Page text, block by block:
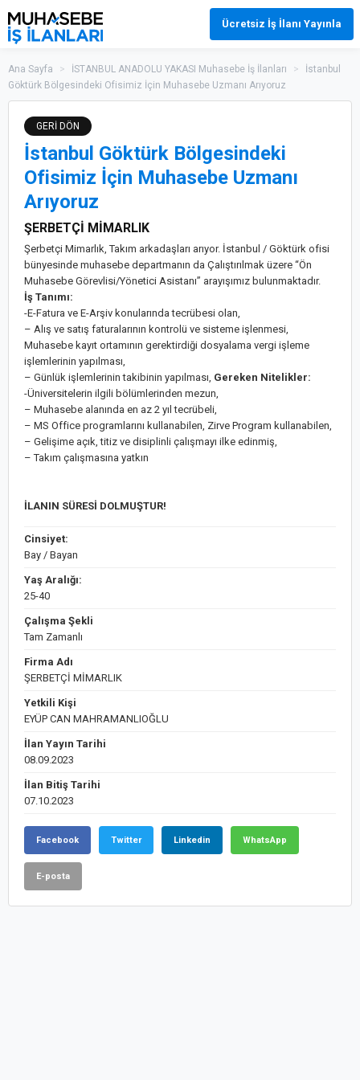
Ücretsiz İş İlanı Yayınla
Ana Sayfa > İSTANBUL ANADOLU YAKASI Muhasebe İş İlanları >
İstanbul
Göktürk Bölgesindeki Ofisimiz İçin Muhasebe Uzmanı Arıyoruz
GERİ DÖN
İstanbul Göktürk Bölgesindeki
Ofisimiz İçin Muhasebe Uzmanı
Arıyoruz
ŞERBETÇİ MİMARLIK
Şerbetçi Mimarlık, Takım arkadaşları arıyor. İstanbul / Göktürk ofisi
bünyesinde muhasebe departmanın da Çalıştırılmak üzere “Ön
Muhasebe Görevlisi/Yönetici Asistanı” arayışımız bulunmaktadır.
İş Tanımı:
-E-Fatura ve E-Arşiv konularında tecrübesi olan,
– Alış ve satış faturalarının kontrolü ve sisteme işlenmesi,
Muhasebe kayıt ortamının gerektirdiği dosyalama vergi işleme
işlemlerinin yapılması,
– Günlük işlemlerinin takibinin yapılması, Gereken Nitelikler:
-Üniversitelerin ilgili bölümlerinden mezun,
– Muhasebe alanında en az 2 yıl tecrübeli,
– MS Office programlarını kullanabilen, Zirve Program kullanabilen,
– Gelişime açık, titiz ve disiplinli çalışmayı ilke edinmiş,
– Takım çalışmasına yatkın
İLANIN SÜRESİ DOLMUŞTUR!
Cinsiyet:
Bay / Bayan
Yaş Aralığı:
25-40
Çalışma Şekli
Tam Zamanlı
Firma Adı
ŞERBETÇİ MİMARLIK
Yetkili Kişi
EYÜP CAN MAHRAMANLIOĞLU
İlan Yayın Tarihi
08.09.2023
İlan Bitiş Tarihi
07.10.2023
Facebook Twitter Linkedin WhatsApp
E-posta